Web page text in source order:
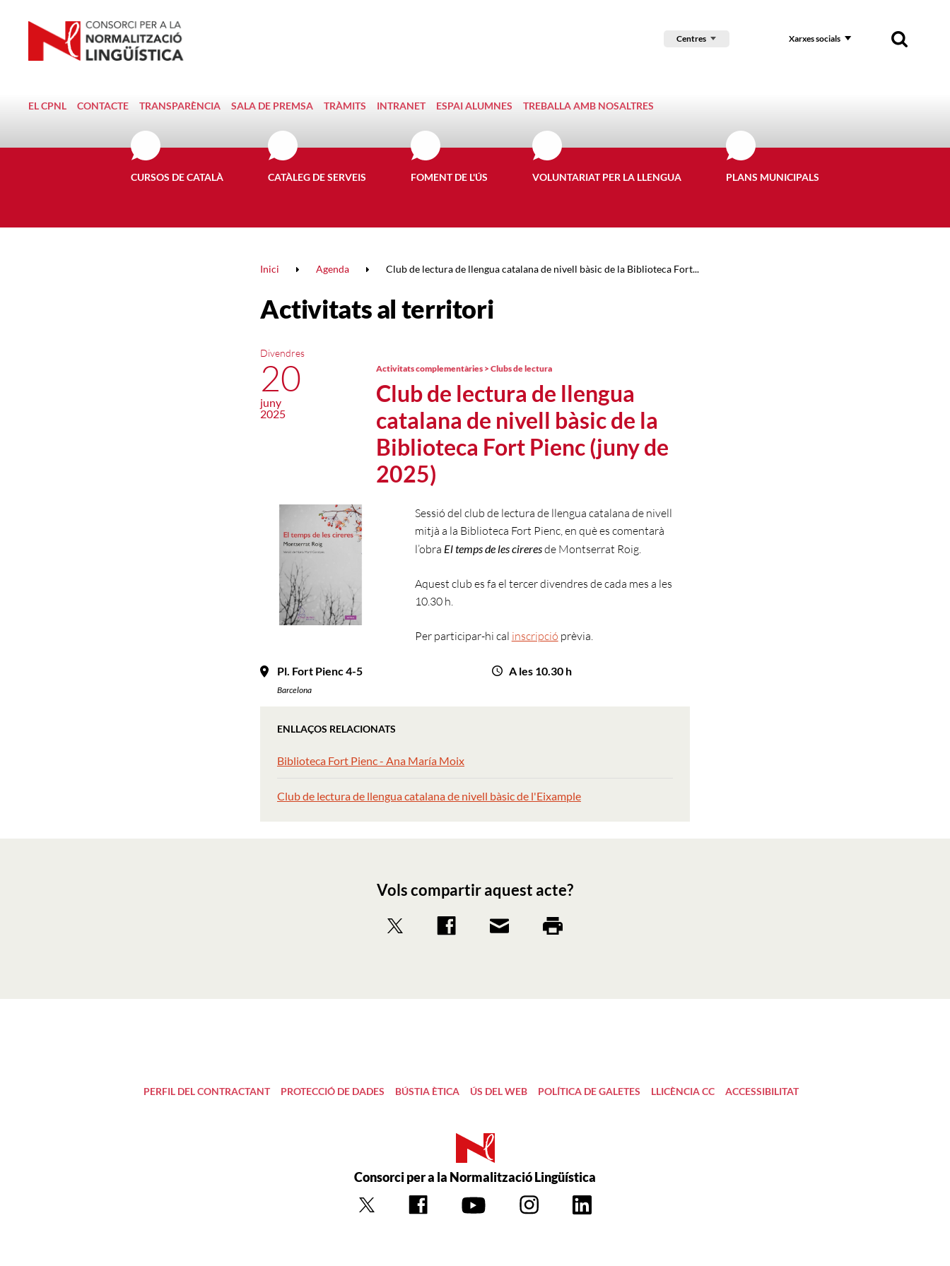
Centres Xarxes socials
EL CPNL CONTACTE TRANSPARÈNCIA SALA DE PREMSA TRÀMITS INTRANET ESPAI ALUMNES TREBALLA AMB NOSALTRES
CURSOS DE CATALÀ CATÀLEG DE SERVEIS FOMENT DE L'ÚS VOLUNTARIAT PER LA LLENGUA PLANS MUNICIPALS
Inici Agenda Club de lectura de llengua catalana de nivell bàsic de la Biblioteca Fort...
Activitats al territori
Club de lectura de llengua
catalana de nivell bàsic de la
Biblioteca Fort Pienc (juny de
2025)
Activitats complementàries > Clubs de lectura
Divendres
20
juny
2025
Sessió del club de lectura de llengua catalana de nivell
mitjà a la Biblioteca Fort Pienc, en què es comentarà
l’obra El temps de les cireresde Montserrat Roig.
Aquest club es fa el tercer divendres de cada mes a les
10.30 h.
Per participar-hi cal inscripció prèvia.
Pl. Fort Pienc 4-5
Barcelona
A les 10.30 h
ENLLAÇOS RELACIONATS
Biblioteca Fort Pienc - Ana María Moix
Club de lectura de llengua catalana de nivell bàsic de l'Eixample
Vols compartir aquest acte?
PERFIL DEL CONTRACTANT PROTECCIÓ DE DADES BÚSTIA ÈTICA ÚS DEL WEB POLÍTICA DE GALETES LLICÈNCIA CC ACCESSIBILITAT
Consorci per a la Normalització Lingüística